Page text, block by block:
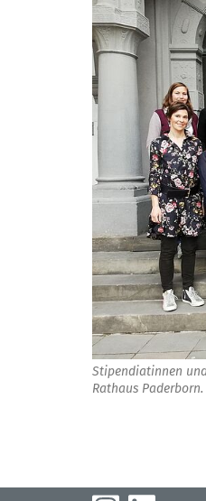
Stipendiatinnen
Rathaus